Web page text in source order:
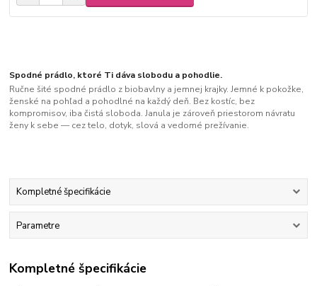
Spodné prádlo, ktoré Ti dáva slobodu a pohodlie.
Ručne šité spodné prádlo z biobavlny a jemnej krajky. Jemné k pokožke,
ženské na pohľad a pohodlné na každý deň. Bez kostíc, bez
kompromisov, iba čistá sloboda. Janula je zároveň priestorom návratu
ženy k sebe — cez telo, dotyk, slová a vedomé prežívanie.
Kompletné špecifikácie
Parametre
Kompletné špecifikácie